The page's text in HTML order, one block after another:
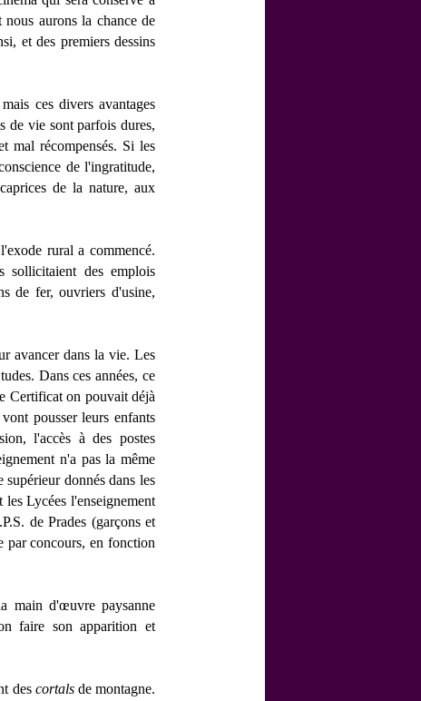
aurons la chance de
et des premiers dessins
ces divers avantages
de vie sont parfois dures,
mal récompensés. Si les
de l'ingratitude,
de la nature, aux
rural a commencé.
sollicitaient des emplois
de fer, ouvriers d'usine,
avancer dans la vie. Les
Dans ces années, ce
Certificat on pouvait déjà
pousser leurs enfants
l'accès à des postes
n'a pas la même
donnés dans les
Lycées l'enseignement
de Prades (garçons et
par concours, en fonction
main d'œuvre paysanne
faire son apparition et
des cortalsde montagne.